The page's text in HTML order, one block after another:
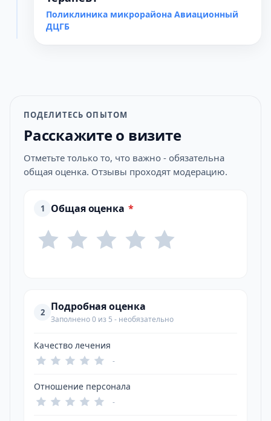
Поликлиника микрорайона Авиационный
ДЦГБ
ПОДЕЛИТЕСЬ ОПЫТОМ
Расскажите о визите
Отметьте только то, что важно - обязательна
общая оценка. Отзывы проходят модерацию.
1 Общая оценка *
2 Подробная оценка
Заполнено 0 из 5 - необязательно
Качество лечения
-
Отношение персонала
-